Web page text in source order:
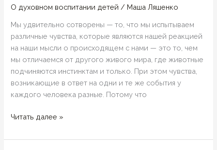
О духовном воспитании детей / Маша Ляшенко
Мы удвительно сотворены — то, что мы испытываем
различные чувства, которые являются нашей реакцией
на наши мысли о происходящем с нами — это то, чем
мы отличаемся от другого живого мира, где животные
подчиняются инстинктам и только. При этом чувства,
возникающие в ответ на одни и те же события у
каждого человека разные. Потому что
Эмпатия
признание
Читать далее »